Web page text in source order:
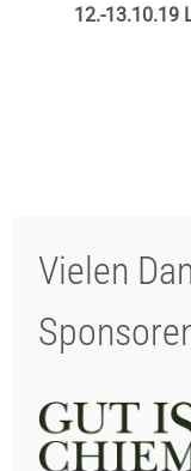
12.-13.10.19
Vielen